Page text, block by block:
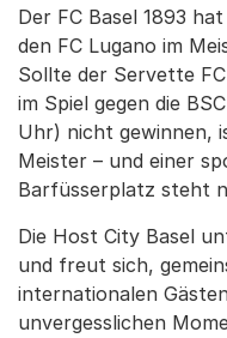
Der FC Basel 1893
den FC Lugano im
Sollte der Servette
im Spiel gegen die
Uhr) nicht gewinnen,
Meister – und einer
Barfüsserplatz steht
Die Host City Basel
und freut sich,
internationalen
unvergesslichen